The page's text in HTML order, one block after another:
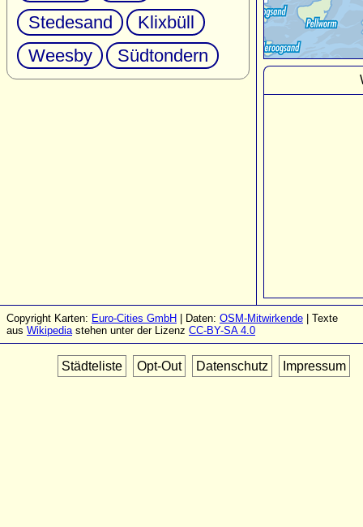
Stedesand
Klixbüll
Weesby
Südtondern
Copyright Karten: Euro-Cities GmbH | Daten: OSM-Mitwirkende | Texte
aus Wikipediastehen unter der Lizenz CC-BY-SA 4.0
Städteliste Opt-Out Datenschutz Impressum